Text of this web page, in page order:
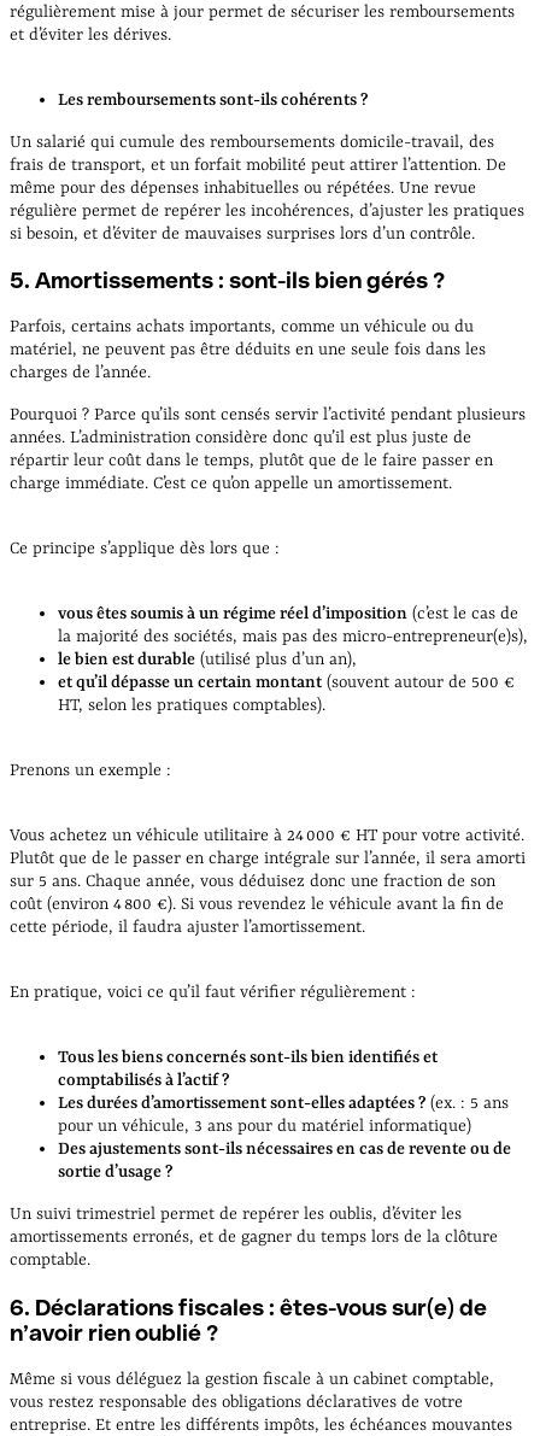
régulièrement mise à jour permet de sécuriser les remboursements
et d’éviter les dérives.
Les remboursements sont-ils cohérents ?
Un salarié qui cumule des remboursements domicile-travail, des
frais de transport, et un forfait mobilité peut attirer l’attention. De
même pour des dépenses inhabituelles ou répétées. Une revue
régulière permet de repérer les incohérences, d’ajuster les pratiques
si besoin, et d’éviter de mauvaises surprises lors d’un contrôle.
5. Amortissements : sont-ils bien gérés ?
Parfois, certains achats importants, comme un véhicule ou du
matériel, ne peuvent pas être déduits en une seule fois dans les
charges de l’année.
Pourquoi ? Parce qu’ils sont censés servir l’activité pendant plusieurs
années. L’administration considère donc qu’il est plus juste de
répartir leur coût dans le temps, plutôt que de le faire passer en
charge immédiate. C’est ce qu’on appelle un amortissement.
Ce principe s’applique dès lors que :
vous êtes soumis à un régime réel d’imposition (c’est le cas de
la majorité des sociétés, mais pas des micro-entrepreneur(e)s),
le bien est durable (utilisé plus d’un an),
et qu’il dépasse un certain montant (souvent autour de 500 €
HT, selon les pratiques comptables).
Prenons un exemple :
Vous achetez un véhicule utilitaire à 24 000 € HT pour votre activité.
Plutôt que de le passer en charge intégrale sur l’année, il sera amorti
sur 5 ans. Chaque année, vous déduisez donc une fraction de son
coût (environ 4 800 €). Si vous revendez le véhicule avant la fin de
cette période, il faudra ajuster l’amortissement.
En pratique, voici ce qu’il faut vérifier régulièrement :
Tous les biens concernés sont-ils bien identifiés et
comptabilisés à l’actif ?
Les durées d’amortissement sont-elles adaptées ? (ex. : 5 ans
pour un véhicule, 3 ans pour du matériel informatique)
Des ajustements sont-ils nécessaires en cas de revente ou de
sortie d’usage ?
Un suivi trimestriel permet de repérer les oublis, d’éviter les
amortissements erronés, et de gagner du temps lors de la clôture
comptable.
6. Déclarations fiscales : êtes-vous sur(e) de
n’avoir rien oublié ?
Même si vous déléguez la gestion fiscale à un cabinet comptable,
vous restez responsable des obligations déclaratives de votre
entreprise. Et entre les différents impôts, les échéances mouvantes